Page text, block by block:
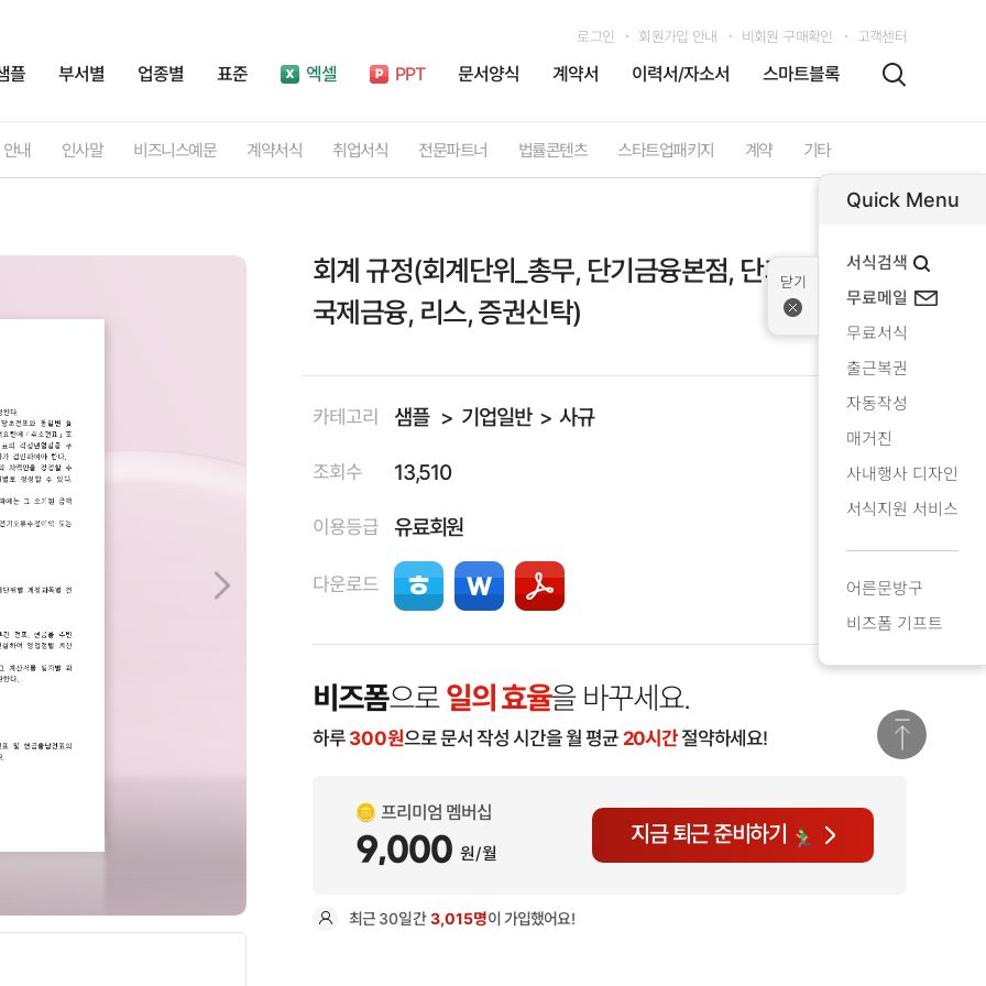
플 부서별 업종별 표준 엑셀 PPT 문서양식 계약서 이력서/자소서 스마트블록
로그인 회원가입 안내 비회원 구매확인 고객센터
안내 인사말 비즈니스예문 계약서식 취업서식 전문파트너 법률콘텐츠 스타트업패키지 계약 기타
회계 규정(회계단위_총무, 단기금융본점, 단기금융지점,
국제금융, 리스, 증권신탁)
카테고리 샘플 기업일반 사규
조회수 13,510
이용등급 유료회원
다운로드
비즈폼으로일의 효율을 바꾸세요.
하루 300원으로 문서 작성 시간을 월 평균 20시간절약하세요!
프리미엄 멤버십
9,000 원/월
지금 퇴근 준비하기
최근30일간3,015명이 가입했어요!
Quick Menu
서식검색
무료메일
무료서식
출근복권
자동작성
매거진
사내행사 디자인
서식지원 서비스
어른문방구
비즈폼 기프트